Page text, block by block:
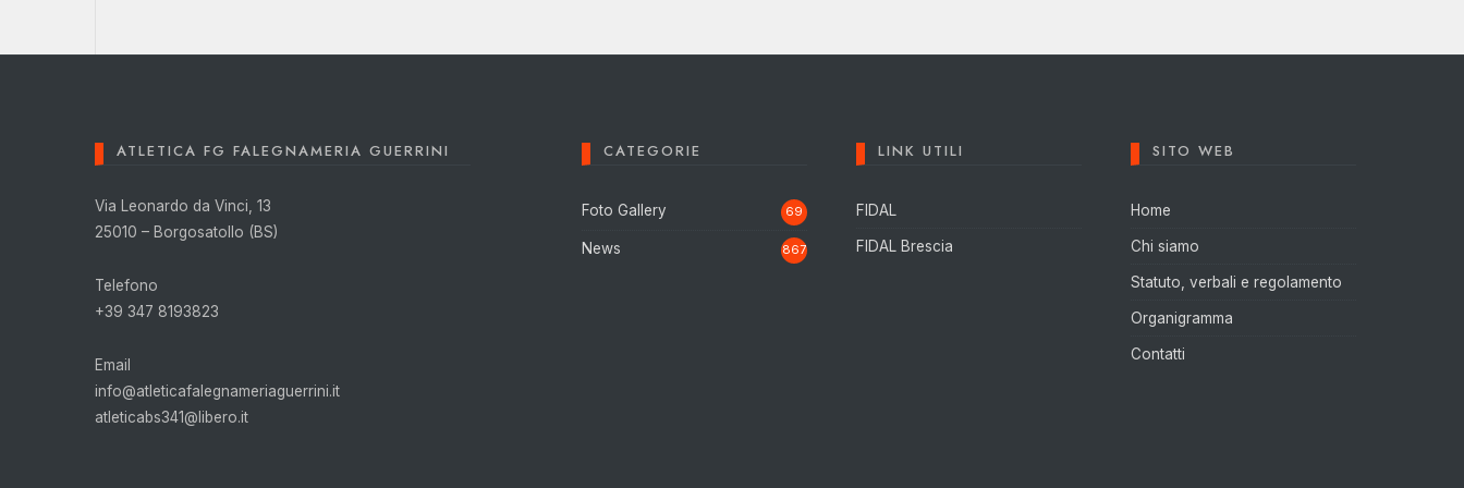
ATLETICA FG FALEGNAMERIA GUERRINI
Via Leonardo da Vinci, 13
25010 – Borgosatollo (BS)
Telefono
+39 347 8193823
Email
info@atleticafalegnameriaguerrini.it
atleticabs341@libero.it
CATEGORIE
Foto Gallery 69
News 867
LINK UTILI
FIDAL
FIDAL Brescia
SITO WEB
Home
Chi siamo
Statuto, verbali e regolamento
Organigramma
Contatti